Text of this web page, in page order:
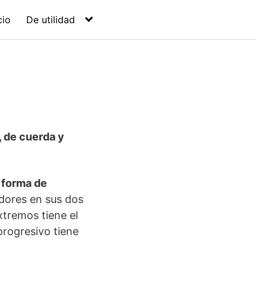
De utilidad
cuerda y
de
en sus dos
tiene el
tiene